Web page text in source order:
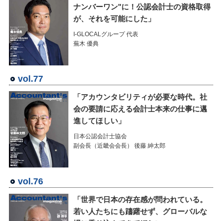
ナンバーワン"に！公認会計士の資格取得
が、それを可能にした」
I-GLOCALグループ 代表
蕪木 優典
vol.77
「アカウンタビリティが必要な時代。社
会の要請に応える会計士本来の仕事に邁
進してほしい」
日本公認会計士協会
副会長（近畿会会長） 後藤 紳太郎
vol.76
「世界で日本の存在感が問われている。
若い人たちにも躊躇せず、グローバルな